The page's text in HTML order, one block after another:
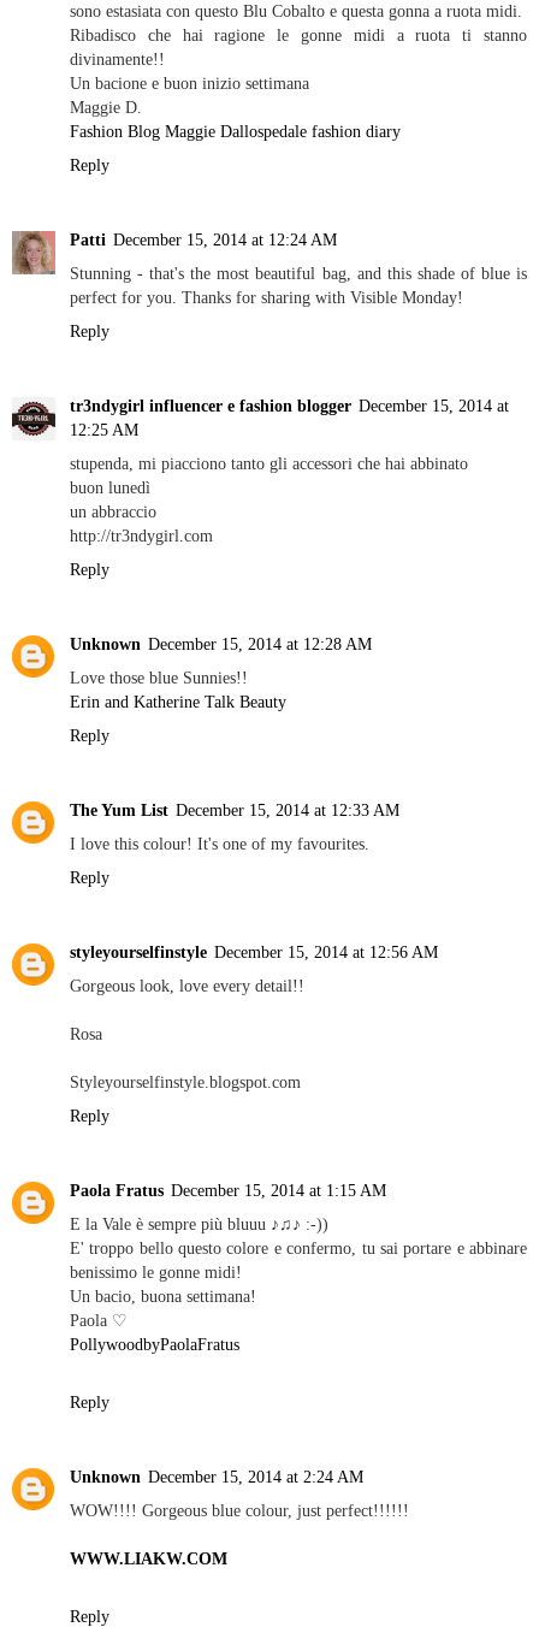
sono estasiata con questo Blu Cobalto e questa gonna a ruota midi.
Ribadisco che hai ragione le gonne midi a ruota ti stanno
divinamente!!
Un bacione e buon inizio settimana
Maggie D.
Fashion Blog Maggie Dallospedale fashion diary
Reply
Patti December 15, 2014 at 12:24 AM
Stunning - that's the most beautiful bag, and this shade of blue is
perfect for you. Thanks for sharing with Visible Monday!
Reply
tr3ndygirl influencer e fashion blogger December 15, 2014 at
12:25 AM
stupenda, mi piacciono tanto gli accessori che hai abbinato
buon lunedì
un abbraccio
http://tr3ndygirl.com
Reply
Unknown December 15, 2014 at 12:28 AM
Love those blue Sunnies!!
Erin and Katherine Talk Beauty
Reply
The Yum List December 15, 2014 at 12:33 AM
I love this colour! It's one of my favourites.
Reply
styleyourselfinstyle December 15, 2014 at 12:56 AM
Gorgeous look, love every detail!!
Rosa
Styleyourselfinstyle.blogspot.com
Reply
Paola Fratus December 15, 2014 at 1:15 AM
E la Vale è sempre più bluuu ♪♫♪ :-))
E' troppo bello questo colore e confermo, tu sai portare e abbinare
benissimo le gonne midi!
Un bacio, buona settimana!
Paola ♡
PollywoodbyPaolaFratus
Reply
Unknown December 15, 2014 at 2:24 AM
WOW!!!! Gorgeous blue colour, just perfect!!!!!!
WWW.LIAKW.COM
Reply